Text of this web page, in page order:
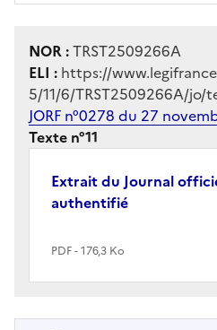
NOR :TRST2509266A
ELI : https://
5/11/6/TRST2509266A/jo/
JORF n°0278 du 27
Texte n°11
Extrait du Journal
authentifié
PDF - 176,3 Ko